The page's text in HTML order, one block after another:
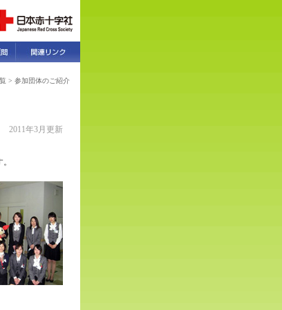
> 参加団体のご紹介
2011年3月更新